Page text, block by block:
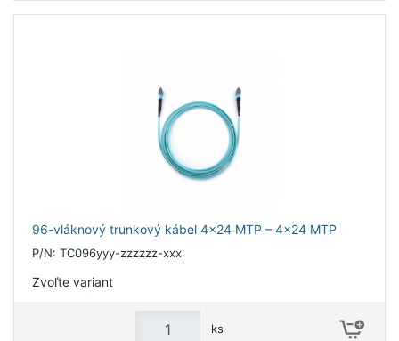
96-vláknový trunkový kábel 4x24 MTP – 4x24 MTP
P/N: TC096yyy-zzzzzz-xxx
Zvoľte variant
ks